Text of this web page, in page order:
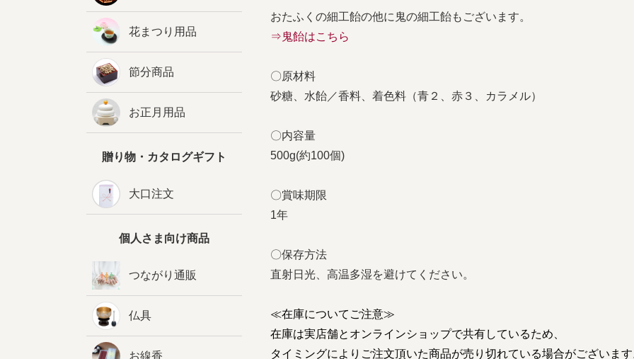
おたふくの細工飴の他に鬼の細工飴もございます。
⇒鬼飴はこちら
〇原材料
砂糖、水飴／香料、着色料（青２、赤３、カラメル）
〇内容量
500g(約100個)
〇賞味期限
1年
〇保存方法
直射日光、高温多湿を避けてください。
≪在庫についてご注意≫
在庫は実店舗とオンラインショップで共有しているため、
タイミングによりご注文頂いた商品が売り切れている場合がございま
花まつり用品
節分商品
お正月用品
贈り物・カタログギフト
大口注文
個人さま向け商品
つながり通販
仏具
お線香